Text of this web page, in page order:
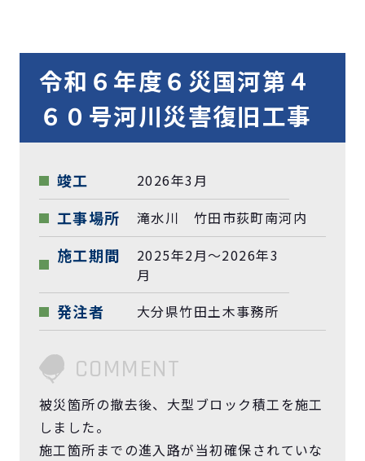
令和６年度６災国河第４
６０号河川災害復旧工事
竣工 2026年3月
工事場所 滝水川 竹田市荻町南河内
施工期間
2025年2月～2026年3
月
発注者 大分県竹田土木事務所
COMMENT
被災箇所の撤去後、大型ブロック積工を施工
しました。
施工箇所までの進入路が当初確保されていな